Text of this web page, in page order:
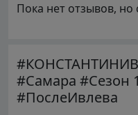
Пока нет отзывов, но
#Самара #Сезон
#ПослеИвлева